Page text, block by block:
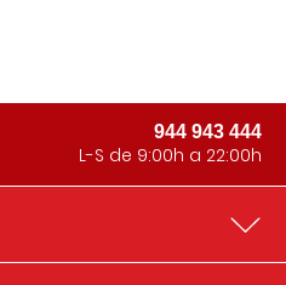
944 943 444
L-S de 9:00h a 22:00h